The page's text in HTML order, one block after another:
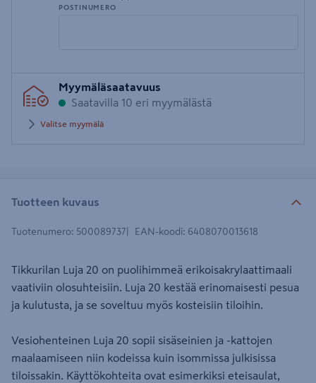
POSTINUMERO
postinumero
Myymäläsaatavuus
Saatavilla 10 eri myymälästä
Valitse myymälä
Tuotteen kuvaus
Tuotenumero: 500089737 EAN-koodi: 6408070013618
Tikkurilan Luja 20 on puolihimmeä erikoisakrylaattimaali
vaativiin olosuhteisiin. Luja 20 kestää erinomaisesti pesua
ja kulutusta, ja se soveltuu myös kosteisiin tiloihin.
Vesiohenteinen Luja 20 sopii sisäseinien ja -kattojen
maalaamiseen niin kodeissa kuin isommissa julkisissa
tiloissakin. Käyttökohteita ovat esimerkiksi eteisaulat,